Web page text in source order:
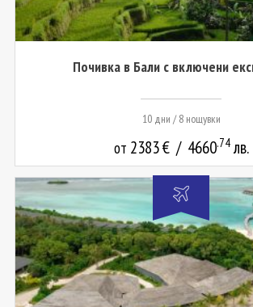
Почивка в Бали с включени
10 дни / 8 нощувки
от 2383€ / 4660.74 лв.